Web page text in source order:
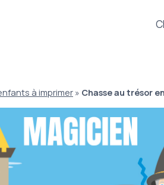
à imprimer » Chasse au trésor